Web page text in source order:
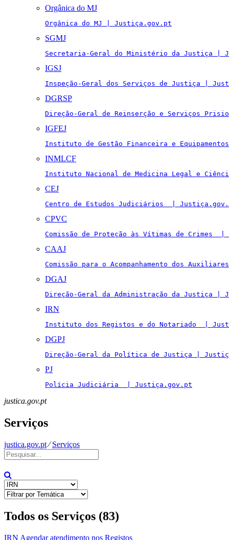
Orgânica do MJ
Orgânica do MJ | Justiça.gov.pt
SGMJ
Secretaria-Geral do Ministério da Justiça |
IGSJ
Inspeção-Geral dos Serviços de Justiça |
DGRSP
Direção-Geral de Reinserção e Serviços
IGFEJ
Instituto de Gestão Financeira e
INMLCF
Instituto Nacional de Medicina Legal e
CEJ
Centro de Estudos Judiciários  |
CPVC
Comissão de Proteção às Vítimas de Crimes
CAAJ
Comissão para o Acompanhamento dos
DGAJ
Direção-Geral da Administração da Justiça |
IRN
Instituto dos Registos e do Notariado  |
DGPJ
Direção-Geral da Política de Justiça |
PJ
Polícia Judiciária  | Justiça.gov.pt
justica.gov.pt
Serviços
justica.gov.pt⁄Serviços
Todos os Serviços (83)
IRN Agendar atendimento nos Registos